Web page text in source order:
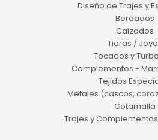
Diseño de Trajes y
Bordados
Calzados
Tiaras /
Tocados y
Complementos -
Tejidos
Metales (cascos,
Cotamalla
Trajes y